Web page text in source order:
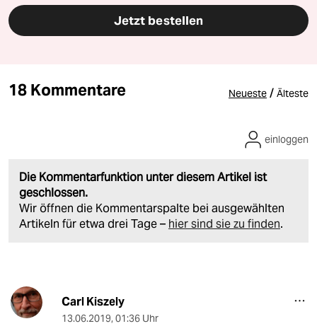
Jetzt bestellen
18 Kommentare Neueste / Älteste
Die Kommentarfunktion unter diesem Artikel ist
geschlossen.
Wir öffnen die Kommentarspalte bei ausgewählten
Artikeln für etwa drei Tage – hier sind sie zu finden.
einloggen
Carl Kiszely
13.06.2019, 01:36 Uhr